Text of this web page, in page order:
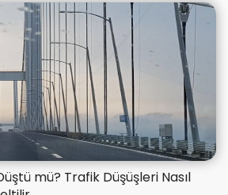
mü? Trafik Düşüşleri Nasıl